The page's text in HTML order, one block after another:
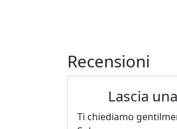
Recensioni
Lascia
Ti chiediamo